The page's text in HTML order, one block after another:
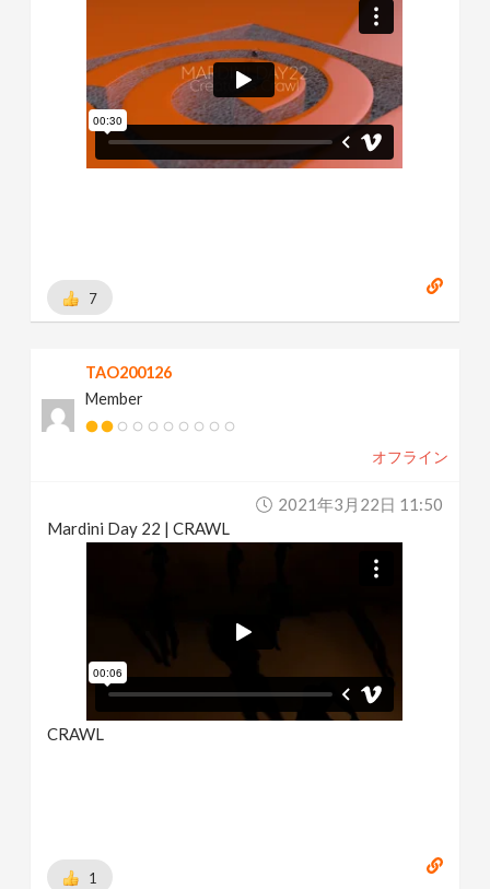
7
TAO200126
Member
オフライン
2021年3月22日 11:50
Mardini Day 22 | CRAWL
CRAWL
1